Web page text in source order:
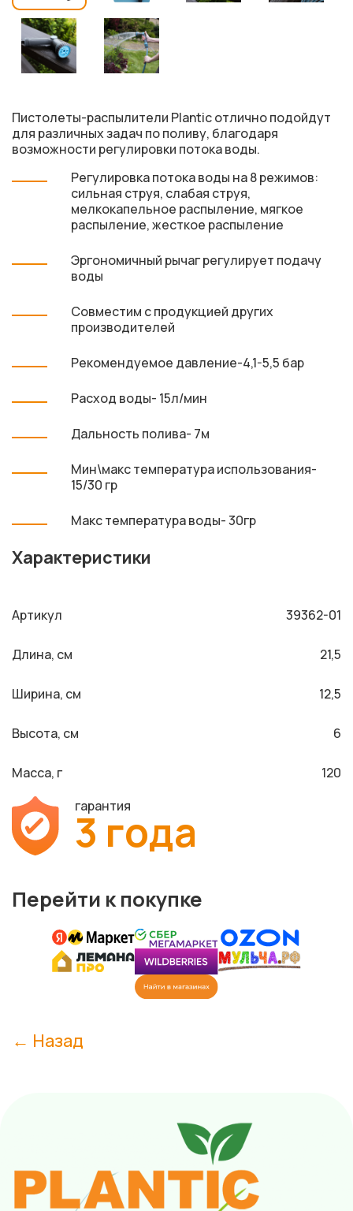
Пистолеты-распылители Plantic отлично подойдут
для различных задач по поливу, благодаря
возможности регулировки потока воды.
Регулировка потока воды на 8 режимов:
сильная струя, слабая струя,
мелкокапельное распыление, мягкое
распыление, жесткое распыление
Эргономичный рычаг регулирует подачу
воды
Совместим с продукцией других
производителей
Рекомендуемое давление-4,1-5,5 бар
Расход воды- 15л/мин
Дальность полива- 7м
Мин\макс температура использования-
15/30 гр
Макс температура воды- 30гр
Характеристики
Артикул 39362-01
Длина, см 21,5
Ширина, см 12,5
Высота, см 6
Масса, г
120
гарантия
3 года
Перейти к покупке
← Назад